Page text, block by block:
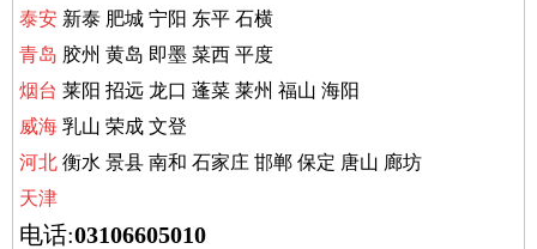
泰安 新泰 肥城 宁阳 东平 石横
青岛 胶州 黄岛 即墨 菜西 平度
烟台 莱阳 招远 龙口 蓬菜 莱州 福山 海阳
威海 乳山 荣成 文登
河北 衡水 景县 南和 石家庄 邯郸 保定 唐山 廊坊
天津
电话:03106605010